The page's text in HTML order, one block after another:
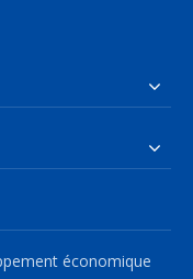
économique